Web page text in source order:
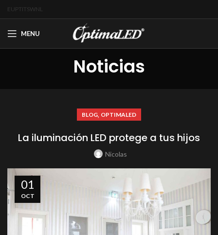
EUPT IT SWNL
MENU
Noticias
BLOG, OPTIMALED
La iluminación LED protege a tus hijos
Nicolas
01
OCT